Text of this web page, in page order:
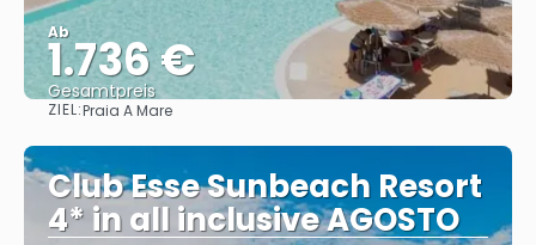
Ab
1.736 €
Gesamtpreis
ZIEL:Praia A Mare
Club Esse Sunbeach Resort
4* in all inclusive AGOSTO